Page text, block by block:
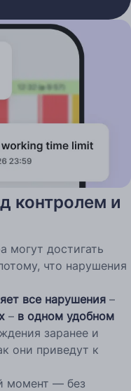
контролем и
могут достигать
что нарушения
все нарушения –
– в одном удобном
заранее и
они приведут к
момент — без